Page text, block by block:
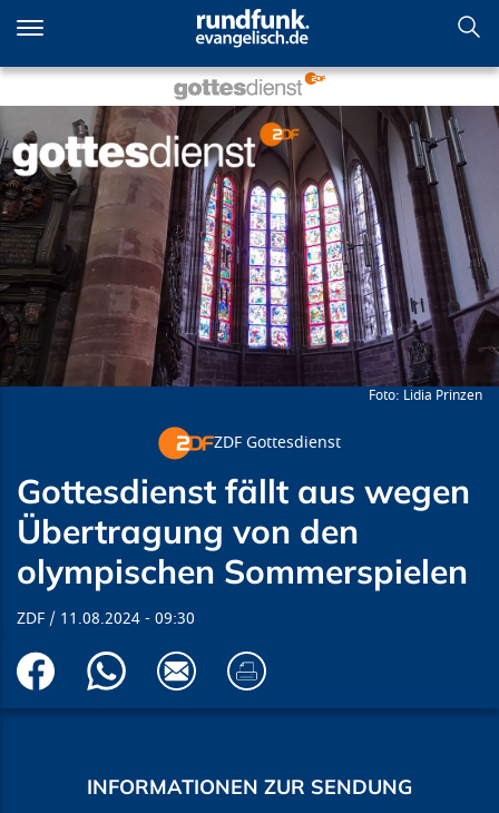
zum
Inhalt
Gottesdienst fällt aus wegen
Übertragung von den
olympischen Sommerspielen
Lidia Prinzen
ZDF Gottesdienst
Gottesdienst fällt aus wegen
Übertragung von den
olympischen Sommerspielen
ZDF 11.08.2024 09:30